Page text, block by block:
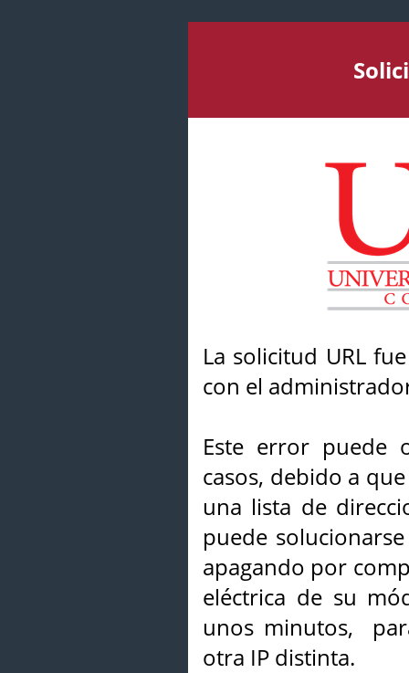
La solicitud URL
con el
Este error puede
casos, debido a
una lista de
puede
apagando por
eléctrica de su
unos minutos,
otra IP distinta.